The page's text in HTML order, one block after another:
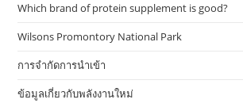
Which brand of protein supplement is good?
Wilsons Promontory National Park
การจำกัดการนำเข้า
ข้อมูลเกี่ยวกับพลังงานใหม่